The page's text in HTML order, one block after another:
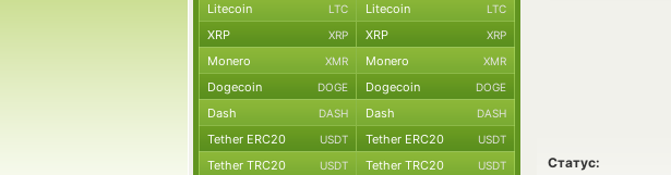
Статус:
Litecoin LTC Litecoin LTC
XRP XRP XRP XRP
Monero XMR Monero XMR
Dogecoin DOGE Dogecoin DOGE
Dash DASH Dash DASH
Tether ERC20 USDT Tether ERC20 USDT
Tether TRC20 USDT Tether TRC20 USDT